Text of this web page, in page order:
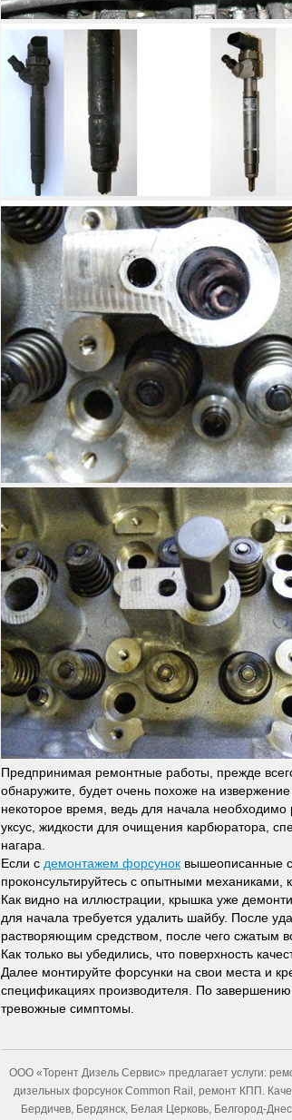
Предпринимая ремонтные работы, прежде
обнаружите, будет очень похоже на
некоторое время, ведь для начала необходимо
уксус, жидкости для очищения карбюратора,
нагара.
Если с демонтажем форсунок вышеописанные
проконсультируйтесь с опытными
Как видно на иллюстрации, крышка уже
для начала требуется удалить шайбу. После
растворяющим средством, после чего сжатым
Как только вы убедились, что поверхность
Далее монтируйте форсунки на свои места и
спецификациях производителя. По завершению
тревожные симптомы.
ООО «Торент Дизель Сервис» предлагает услуги:
дизельных форсунок Common Rail, ремонт КПП.
Бердичев, Бердянск, Белая Церковь, Белгород-